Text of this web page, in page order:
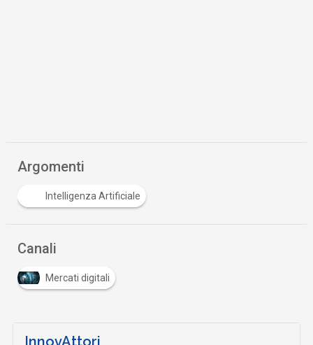
Argomenti
Intelligenza Artificiale
Canali
Mercati digitali
InnovAttori